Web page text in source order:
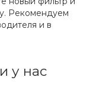
Рекомендуем
и в
у нас